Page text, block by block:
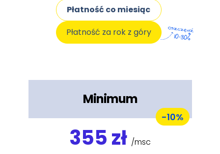
Płatność co miesiąc
Płatność za rok z góry
Minimum
-10%
355 zł /msc